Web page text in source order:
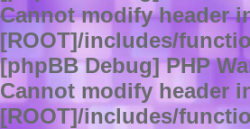
Cannot modify header
[ROOT]/includes/
[phpBB Debug] PHP
Cannot modify header
[ROOT]/includes/